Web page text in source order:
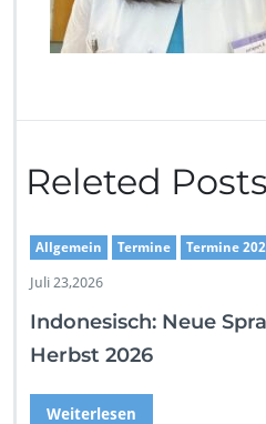
Releted Posts
Allgemein Termine Termine
Juli 23,2026
Indonesisch: Neue
Herbst 2026
Weiterlesen